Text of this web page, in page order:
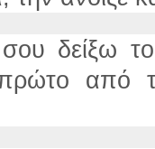
δείξω
από